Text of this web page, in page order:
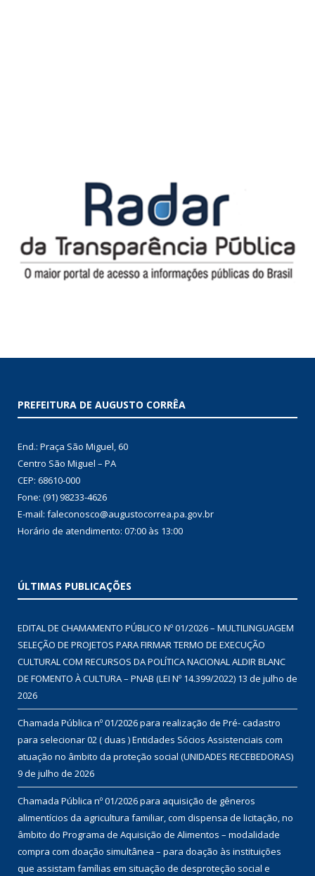
PREFEITURA DE AUGUSTO CORRÊA
End.: Praça São Miguel, 60
Centro São Miguel – PA
CEP: 68610-000
Fone: (91) 98233-4626
E-mail: faleconosco@augustocorrea.pa.gov.br
Horário de atendimento: 07:00 às 13:00
ÚLTIMAS PUBLICAÇÕES
EDITAL DE CHAMAMENTO PÚBLICO Nº 01/2026 – MULTILINGUAGEM
SELEÇÃO DE PROJETOS PARA FIRMAR TERMO DE EXECUÇÃO
CULTURAL COM RECURSOS DA POLÍTICA NACIONAL ALDIR BLANC
DE FOMENTO À CULTURA – PNAB (LEI Nº 14.399/2022) 13 de julho de
2026
Chamada Pública nº 01/2026 para realização de Pré- cadastro
para selecionar 02 ( duas ) Entidades Sócios Assistenciais com
atuação no âmbito da proteção social (UNIDADES RECEBEDORAS)
9 de julho de 2026
Chamada Pública nº 01/2026 para aquisição de gêneros
alimentícios da agricultura familiar, com dispensa de licitação, no
âmbito do Programa de Aquisição de Alimentos – modalidade
compra com doação simultânea – para doação às instituições
que assistam famílias em situação de desproteção social e